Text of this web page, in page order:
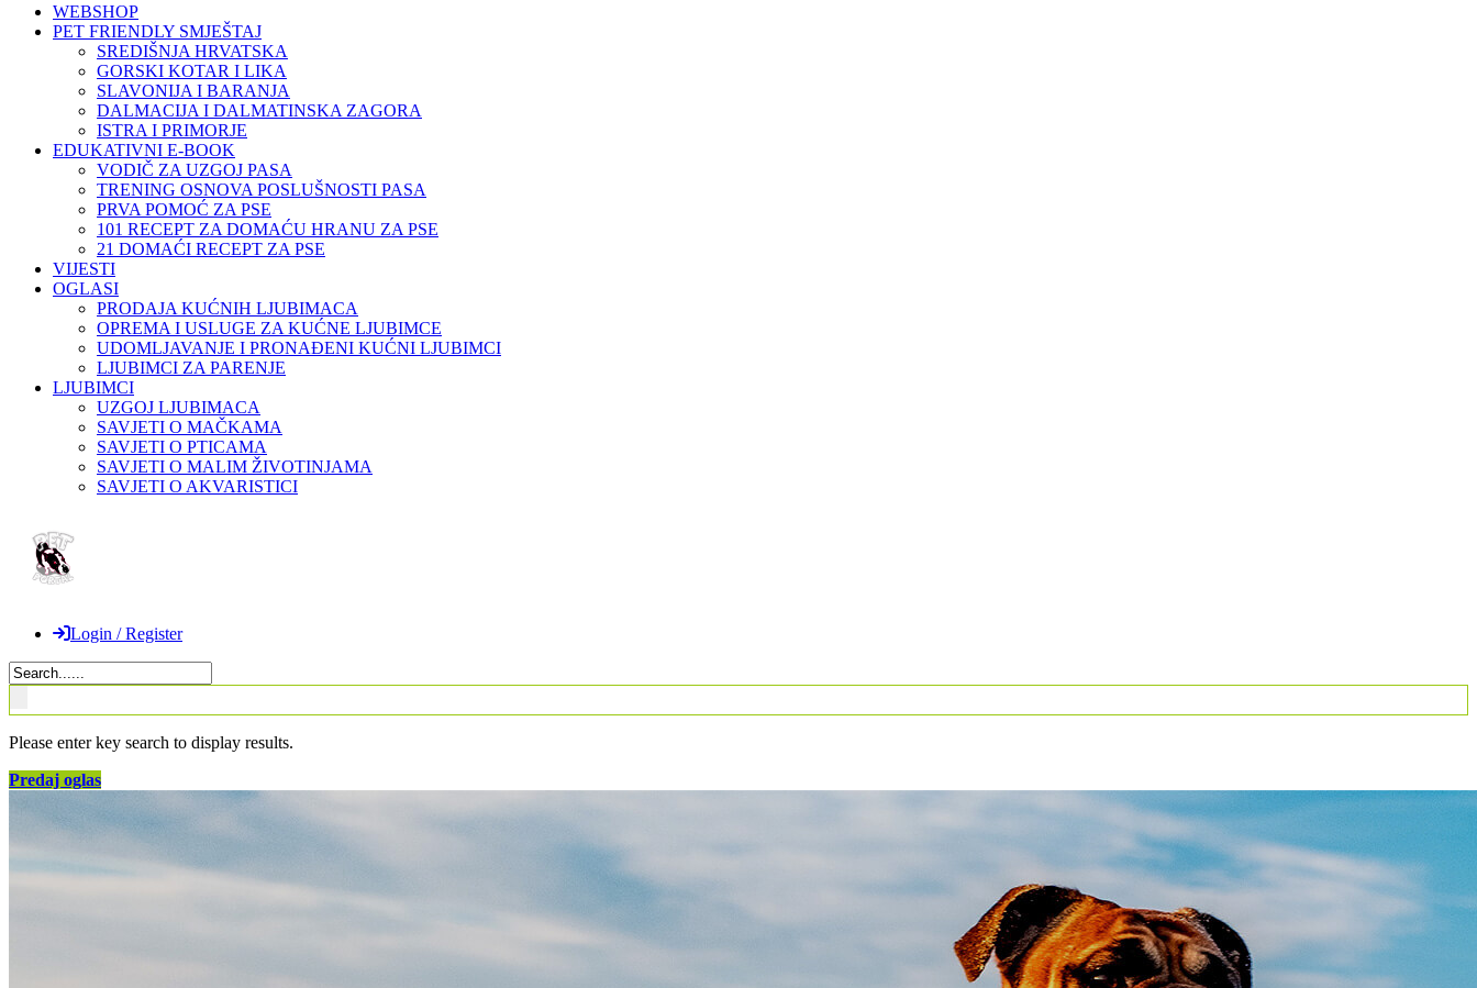
WEBSHOP
PET FRIENDLY SMJEŠTAJ
SREDIŠNJA HRVATSKA
GORSKI KOTAR I LIKA
SLAVONIJA I BARANJA
DALMACIJA I DALMATINSKA ZAGORA
ISTRA I PRIMORJE
EDUKATIVNI E-BOOK
VODIČ ZA UZGOJ PASA
TRENING OSNOVA POSLUŠNOSTI PASA
PRVA POMOĆ ZA PSE
101 RECEPT ZA DOMAĆU HRANU ZA PSE
21 DOMAĆI RECEPT ZA PSE
VIJESTI
OGLASI
PRODAJA KUĆNIH LJUBIMACA
OPREMA I USLUGE ZA KUĆNE LJUBIMCE
UDOMLJAVANJE I PRONAĐENI KUĆNI LJUBIMCI
LJUBIMCI ZA PARENJE
LJUBIMCI
UZGOJ LJUBIMACA
SAVJETI O MAČKAMA
SAVJETI O PTICAMA
SAVJETI O MALIM ŽIVOTINJAMA
SAVJETI O AKVARISTICI
Login / Register
Please enter key search to display results.
Predaj oglas